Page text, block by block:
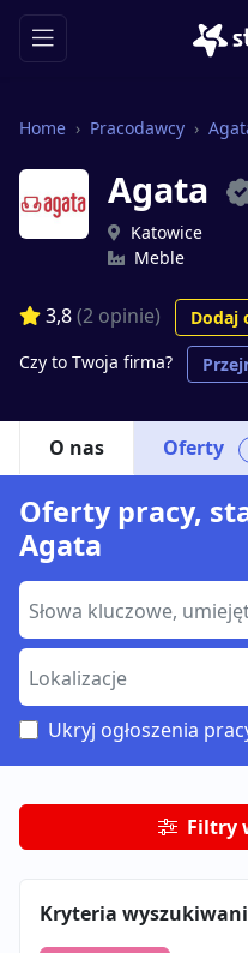
Home Pracodawcy
Agata
Katowice
Meble
3,8(2 opinie)
Dodaj
Czy to Twoja firma?
O nas Oferty
Oferty pracy,
Agata
Ukryj ogłoszenia
Filtry
Kryteria